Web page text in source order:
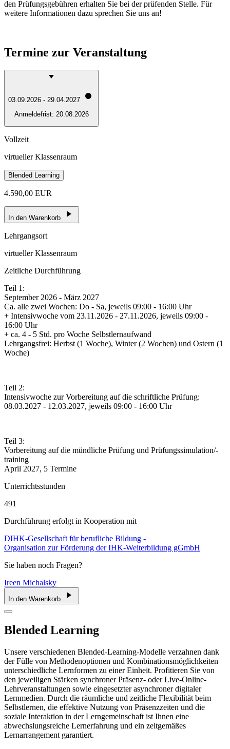
den Prüfungsgebühren erhalten Sie bei der prüfenden Stelle. Für
weitere Informationen dazu sprechen Sie uns an!
Termine zur Veranstaltung
03.09.2026 - 29.04.2027
Anmeldefrist: 20.08.2026
Vollzeit
virtueller Klassenraum
Blended Learning
4.590,00 EUR
In den Warenkorb
Lehrgangsort
virtueller Klassenraum
Zeitliche Durchführung
Teil 1:
September 2026 - März 2027
Ca. alle zwei Wochen: Do - Sa, jeweils 09:00 - 16:00 Uhr
+ Intensivwoche vom 23.11.2026 - 27.11.2026, jeweils 09:00 -
16:00 Uhr
+ ca. 4 - 5 Std. pro Woche Selbstlernaufwand
Lehrgangsfrei: Herbst (1 Woche), Winter (2 Wochen) und Ostern (1
Woche)
Teil 2:
Intensivwoche zur Vorbereitung auf die schriftliche Prüfung:
08.03.2027 - 12.03.2027, jeweils 09:00 - 16:00 Uhr
Teil 3:
Vorbereitung auf die mündliche Prüfung und Prüfungssimulation/-
training
April 2027, 5 Termine
Unterrichtsstunden
491
Durchführung erfolgt in Kooperation mit
DIHK-Gesellschaft für berufliche Bildung -
Organisation zur Förderung der IHK-Weiterbildung gGmbH
Sie haben noch Fragen?
Ireen Michalsky
In den Warenkorb
Blended Learning
Unsere verschiedenen Blended-Learning-Modelle verzahnen dank
der Fülle von Methodenoptionen und Kombinationsmöglichkeiten
unterschiedliche Lernformen zu einer Einheit. Profitieren Sie von
den jeweiligen Stärken synchroner Präsenz- oder Live-Online-
Lehrveranstaltungen sowie eingesetzter asynchroner digitaler
Lernmedien. Durch die räumliche und zeitliche Flexibilität beim
Selbstlernen, die effektive Nutzung von Präsenzzeiten und die
soziale Interaktion in der Lerngemeinschaft ist Ihnen eine
abwechslungsreiche Lernerfahrung und ein zeitgemäßes
Lernarrangement garantiert.